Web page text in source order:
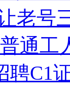
老号
通
聘C1